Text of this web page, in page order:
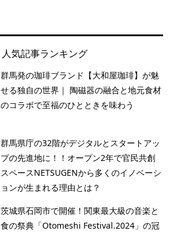
人気記事ランキング
群馬発の珈琲ブランド【大和屋珈琲】が魅
せる独自の世界｜ 陶磁器の融合と地元食材
のコラボで至福のひとときを味わう
群馬県庁の32階がデジタルとスタートアッ
プの先進地に！！オープン2年で官民共創
スペースNETSUGENから多くのイノベーシ
ョンが生まれる理由とは？
茨城県石岡市で開催！関東最大級の音楽と
食の祭典「Otomeshi Festival.2024」の冠